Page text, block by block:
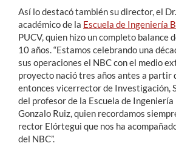
Así lo destacó también su director, el
académico de la Escuela de Ingeniería
PUCV, quien hizo un completo balance
10 años. “Estamos celebrando una
sus operaciones el NBC con el medio
proyecto nació tres años antes a partir
entonces vicerrector de Investigación,
del profesor de la Escuela de
Gonzalo Ruiz, quien recordamos
rector Elórtegui que nos ha
del NBC”.